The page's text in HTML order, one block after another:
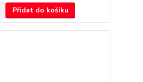
Přidat do košíku